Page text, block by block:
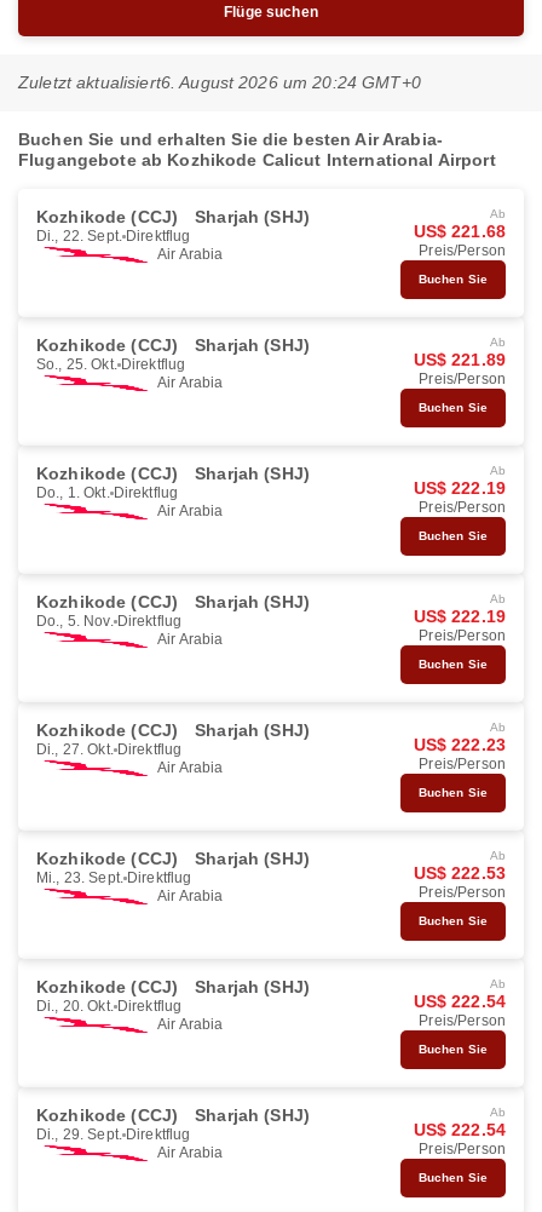
Flüge suchen
Zuletzt aktualisiert6. August 2026 um 20:24 GMT+0
Buchen Sie und erhalten Sie die besten Air Arabia-
Flugangebote ab Kozhikode Calicut International Airport
Kozhikode (CCJ) Sharjah (SHJ)
Di., 22. Sept. Direktflug
Air Arabia
Ab
US$ 221.68
Preis/Person
Buchen Sie
Kozhikode (CCJ) Sharjah (SHJ)
So., 25. Okt. Direktflug
Air Arabia
Ab
US$ 221.89
Preis/Person
Buchen Sie
Kozhikode (CCJ) Sharjah (SHJ)
Do., 1. Okt. Direktflug
Air Arabia
Ab
US$ 222.19
Preis/Person
Buchen Sie
Kozhikode (CCJ) Sharjah (SHJ)
Do., 5. Nov. Direktflug
Air Arabia
Ab
US$ 222.19
Preis/Person
Buchen Sie
Kozhikode (CCJ) Sharjah (SHJ)
Di., 27. Okt. Direktflug
Air Arabia
Ab
US$ 222.23
Preis/Person
Buchen Sie
Kozhikode (CCJ) Sharjah (SHJ)
Mi., 23. Sept. Direktflug
Air Arabia
Ab
US$ 222.53
Preis/Person
Buchen Sie
Kozhikode (CCJ) Sharjah (SHJ)
Di., 20. Okt. Direktflug
Air Arabia
Ab
US$ 222.54
Preis/Person
Buchen Sie
Kozhikode (CCJ) Sharjah (SHJ)
Di., 29. Sept. Direktflug
Air Arabia
Ab
US$ 222.54
Preis/Person
Buchen Sie